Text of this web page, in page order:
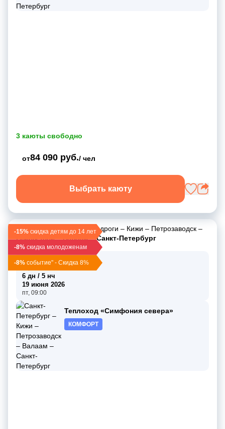
3 каюты свободно
от84 090 руб./ чел
Выбрать каюту
-15% скидка детям до 14 лет
-8% скидка молодоженам
-8% событие" - Скидка 8%
Санкт-Петербург – Мандроги – Кижи – Петрозаводск –
Свирьстрой–Валаам–Санкт-Петербург
14 июня 2026
6 дн / 5 нч
19 июня 2026
пт, 09:00
Теплоход «Симфония севера»
КОМФОРТ